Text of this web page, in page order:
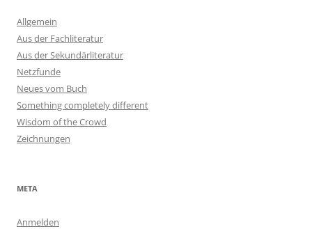
Allgemein
Aus der Fachliteratur
Aus der Sekundärliteratur
Netzfunde
Neues vom Buch
Something completely different
Wisdom of the Crowd
Zeichnungen
META
Anmelden